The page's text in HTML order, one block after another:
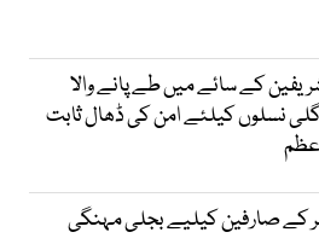
کے سائے میں طے پانے والا
نسلوں کیلئے امن کی ڈھال ثابت
کے صارفین کیلیے بجلی مہنگی